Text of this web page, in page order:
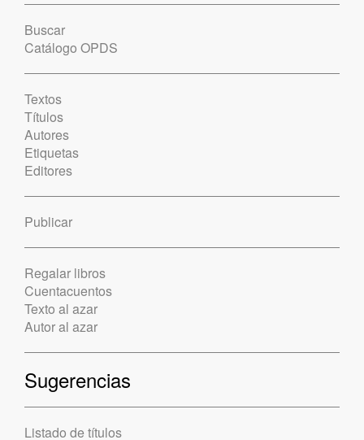
Buscar
Catálogo OPDS
Textos
Títulos
Autores
Etiquetas
Editores
Publicar
Regalar libros
Cuentacuentos
Texto al azar
Autor al azar
Sugerencias
Listado de títulos